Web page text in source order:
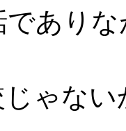
であり
ゃない